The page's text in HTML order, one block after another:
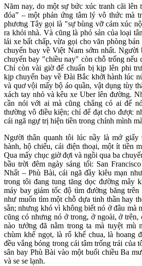
Năm nay, do một sự bức xúc tranh cãi lên
đóa” – một phản ứng tâm lý vô thức mà
phương Tây gọi là "sự bùng vỡ cảm xúc
ra khỏi nhà. Và cũng là phó sản của loại
lái xe bất chấp, vừa gọi cho văn phòng
chuyến bay về Việt Nam sớm nhất. Người
chuyến bay "chiều nay" còn chỗ trống nếu
Chỉ còn vài giờ để chuẩn bị kịp lên phi
kịp chuyến bay về Đài Bắc khởi hành lúc
và quơ vội mấy bộ áo quần, vật dụng tùy
xách tay nhỏ và kêu xe Uber lên đường.
cần nói với ai mà cũng chẳng có ai để
thường vô điều kiện; chỉ để đạt cho được
cái ngã ngự trị hiện tiền trong chính mình
Người thân quanh tôi lúc nầy là mớ
hành, hộ chiếu, cái điện thoại, một ít tiền
Qua mấy chục giờ đợi và ngồi qua ba
bầu trời đêm ngày sáng tối: San
Nhất – Phù Bài, cái ngã đầy kiêu mạn
trong tôi đang tung tăng dọc đường mây
máy bay giảm tốc độ tìm đường băng
như muốn tìm một chỗ dựa tinh thần hay
sẵn; nhưng khó vì không biết nó ở đâu mà
cũng có nhưng nó ở trong, ở ngoài, ở
nào tưởng đã nằm trong ta mà tuyệt mù
chùm khế ngọt, là rổ khế chua, là hoang
đều vắng bóng trong cái tâm trống trải của
sân bay Phù Bài vào một buổi chiều Ba
và se se lạnh.